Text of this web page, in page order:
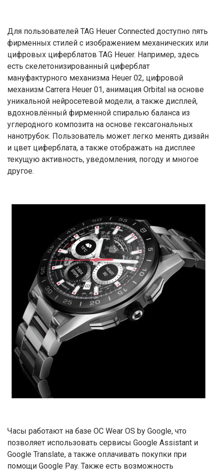
Для пользователей TAG Heuer Connected доступно пять
фирменных стилей с изображением механических или
цифровых циферблатов TAG Heuer. Например, здесь
есть скелетонизированный циферблат
мануфактурного механизма Heuer 02, цифровой
механизм Carrera Heuer 01, анимация Orbital на основе
уникальной нейросетевой модели, а также дисплей,
вдохновлённый фирменной спиралью баланса из
углеродного композита на основе гексагональных
нанотрубок. Пользователь может легко менять дизайн
и цвет циферблата, а также отображать на дисплее
текущую активность, уведомления, погоду и многое
другое.
Часы работают на базе ОС Wear OS by Google, что
позволяет использовать сервисы Google Assistant и
Google Translate, а также оплачивать покупки при
помощи Google Pay. Также есть возможность